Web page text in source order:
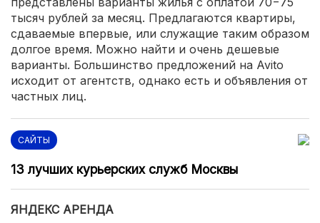
тысяч рублей за месяц. Предлагаются квартиры,
сдаваемые впервые, или служащие таким образом
долгое время. Можно найти и очень дешевые
варианты. Большинство предложений на Avito
исходит от агентств, однако есть и объявления от
частных лиц.
САЙТЫ
13 лучших курьерских служб Москвы
ЯНДЕКС АРЕНДА